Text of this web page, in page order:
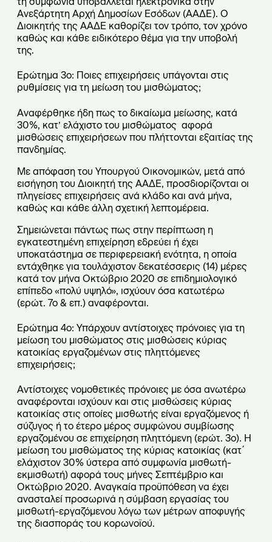
Ανεξάρτητη Αρχή Δημοσίων Εσόδων (ΑΑΔΕ). Ο
Διοικητής της ΑΑΔΕ καθορίζει τον τρόπο, τον χρόνο
καθώς και κάθε ειδικότερο θέμα για την υποβολή
της.
Ερώτημα 3ο: Ποιες επιχειρήσεις υπάγονται στις
ρυθμίσεις για τη μείωση του μισθώματος;
Αναφέρθηκε ήδη πως το δικαίωμα μείωσης, κατά
30%, κατ’ ελάχιστο του μισθώματος αφορά
μισθώσεις επιχειρήσεων που πλήττονται εξαιτίας της
πανδημίας.
Με απόφαση του Υπουργού Οικονομικών, μετά από
εισήγηση του Διοικητή της ΑΑΔΕ, προσδιορίζονται οι
πληγείσες επιχειρήσεις ανά κλάδο και ανά μήνα,
καθώς και κάθε άλλη σχετική λεπτομέρεια.
Σημειώνεται πάντως πως στην περίπτωση η
εγκατεστημένη επιχείρηση εδρεύει ή έχει
υποκατάστημα σε περιφερειακή ενότητα, η οποία
εντάχθηκε για τουλάχιστον δεκατέσσερις (14) μέρες
κατά τον μήνα Οκτώβριο 2020 σε επιδημιολογικό
επίπεδο «πολύ υψηλό», ισχύουν όσα κατωτέρω
(ερώτ. 7ο & επ.) αναφέρονται.
Ερώτημα 4ο: Υπάρχουν αντίστοιχες πρόνοιες για τη
μείωση του μισθώματος στις μισθώσεις κύριας
κατοικίας εργαζομένων στις πληττόμενες
επιχειρήσεις;
Αντίστοιχες νομοθετικές πρόνοιες με όσα ανωτέρω
αναφέρονται ισχύουν και στις μισθώσεις κύριας
κατοικίας στις οποίες μισθωτής είναι εργαζόμενος ή
σύζυγος ή το έτερο μέρος συμφώνου συμβίωσης
εργαζομένου σε επιχείρηση πληττόμενη (ερώτ. 3ο). Η
μείωση του μισθώματος της κύριας κατοικίας (κατ΄
ελάχιστον 30% ύστερα από συμφωνία μισθωτή-
εκμισθωτή) αφορά τους μήνες Σεπτέμβριο και
Οκτώβριο 2020. Αναγκαία προϋπόθεση να έχει
ανασταλεί προσωρινά η σύμβαση εργασίας του
μισθωτή-εργαζόμενου λόγω των μέτρων αποφυγής
της διασποράς του κορωνοϊού.